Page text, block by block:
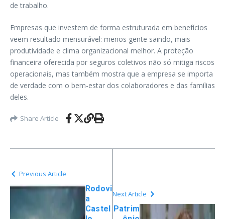
de trabalho.
Empresas que investem de forma estruturada em benefícios
veem resultado mensurável: menos gente saindo, mais
produtividade e clima organizacional melhor. A proteção
financeira oferecida por seguros coletivos não só mitiga riscos
operacionais, mas também mostra que a empresa se importa
de verdade com o bem-estar dos colaboradores e das famílias
deles.
Share Article
Previous Article
Rodovi
a
Castel
Next Article
Patrim